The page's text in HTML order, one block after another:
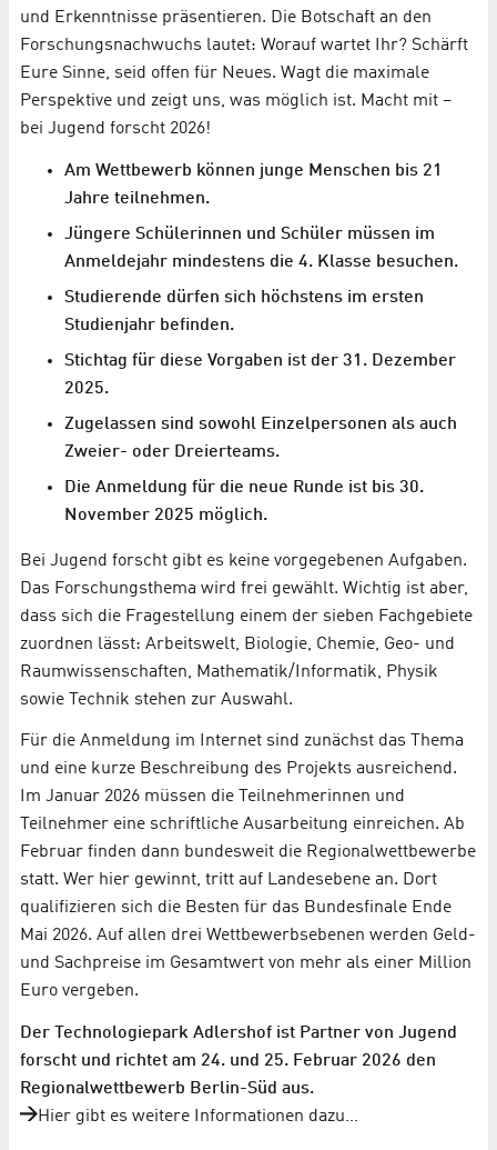
und Erkenntnisse präsentieren. Die Botschaft an den
Forschungsnachwuchs lautet: Worauf wartet Ihr? Schärft
Eure Sinne, seid offen für Neues. Wagt die maximale
Perspektive und zeigt uns, was möglich ist. Macht mit –
bei Jugend forscht 2026!
Am Wettbewerb können junge Menschen bis 21
Jahre teilnehmen.
Jüngere Schülerinnen und Schüler müssen im
Anmeldejahr mindestens die 4. Klasse besuchen.
Studierende dürfen sich höchstens im ersten
Studienjahr befinden.
Stichtag für diese Vorgaben ist der 31. Dezember
2025.
Zugelassen sind sowohl Einzelpersonen als auch
Zweier- oder Dreierteams.
Die Anmeldung für die neue Runde ist bis 30.
November 2025 möglich.
Bei Jugend forscht gibt es keine vorgegebenen Aufgaben.
Das Forschungsthema wird frei gewählt. Wichtig ist aber,
dass sich die Fragestellung einem der sieben Fachgebiete
zuordnen lässt: Arbeitswelt, Biologie, Chemie, Geo- und
Raumwissenschaften, Mathematik/Informatik, Physik
sowie Technik stehen zur Auswahl.
Für die Anmeldung im Internet sind zunächst das Thema
und eine kurze Beschreibung des Projekts ausreichend.
Im Januar 2026 müssen die Teilnehmerinnen und
Teilnehmer eine schriftliche Ausarbeitung einreichen. Ab
Februar finden dann bundesweit die Regionalwettbewerbe
statt. Wer hier gewinnt, tritt auf Landesebene an. Dort
qualifizieren sich die Besten für das Bundesfinale Ende
Mai 2026. Auf allen drei Wettbewerbsebenen werden Geld-
und Sachpreise im Gesamtwert von mehr als einer Million
Euro vergeben.
Der Technologiepark Adlershof ist Partner von Jugend
forscht und richtet am 24. und 25. Februar 2026 den
Regionalwettbewerb Berlin-Süd aus.
Hier gibt es weitere Informationen dazu…